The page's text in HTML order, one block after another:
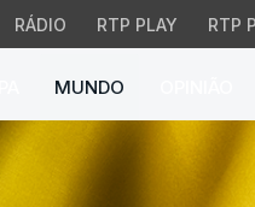
RÁDIO RTP PLAY RTP
MUNDO